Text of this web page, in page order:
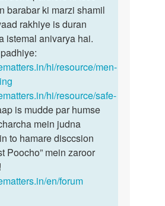
barabar ki marzi shamil
rakhiye is duran
istemal anivarya hai.
hi/resource/men-
hi/resource/safe-
is mudde par humse
mein judna
to hamare disccsion
Poocho” mein zaroor
en/forum